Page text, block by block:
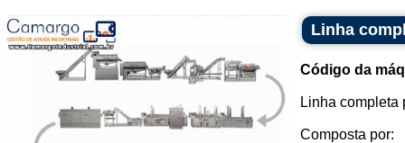
Linha
Código da
Linha completa
Composta por: